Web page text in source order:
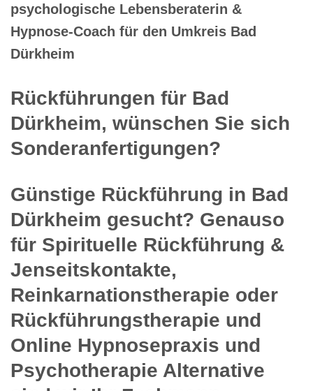
psychologische Lebensberaterin &
Hypnose-Coach für den Umkreis Bad
Dürkheim
Rückführungen für Bad
Dürkheim, wünschen Sie sich
Sonderanfertigungen?
Günstige Rückführung in Bad
Dürkheim gesucht? Genauso
für Spirituelle Rückführung &
Jenseitskontakte,
Reinkarnationstherapie oder
Rückführungstherapie und
Online Hypnosepraxis und
Psychotherapie Alternative